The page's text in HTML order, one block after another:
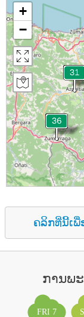
+
−
ຄລິກທີ່ນີ້ເພື່
ການພ
FRI 7